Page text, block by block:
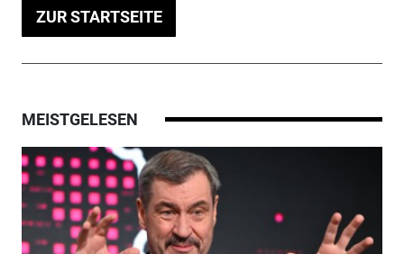
ZUR STARTSEITE
MEISTGELESEN